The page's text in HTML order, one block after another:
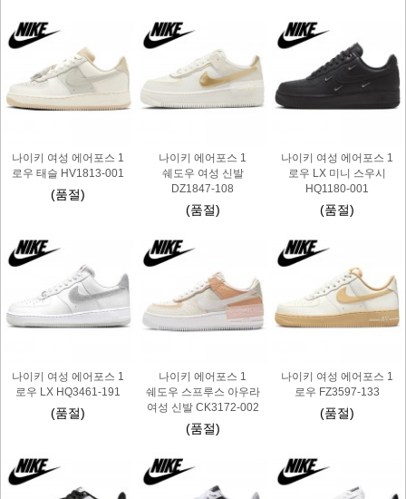
나이키 여성 에어포스 1
로우 태슬 HV1813-001
(품절)
나이키 에어포스 1
쉐도우 여성 신발
DZ1847-108
(품절)
나이키 여성 에어포스 1
로우 LX 미니 스우시
HQ1180-001
(품절)
나이키 여성 에어포스 1
로우 LX HQ3461-191
(품절)
나이키 에어포스 1
쉐도우 스프루스 아우라
여성 신발 CK3172-002
(품절)
나이키 여성 에어포스 1
로우 FZ3597-133
(품절)